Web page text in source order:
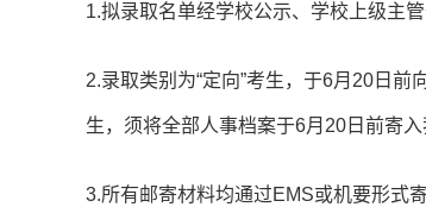
1.拟录取名单经学校公示、学校上级主
2.录取类别为“定向”考生，于6月20日
生，须将全部人事档案于6月20日前寄
3.所有邮寄材料均通过EMS或机要形式